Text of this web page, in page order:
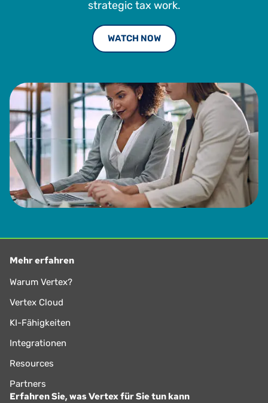
strategic tax work.
WATCH NOW
Mehr erfahren
Warum Vertex?
Vertex Cloud
KI-Fähigkeiten
Integrationen
Resources
Partners
Erfahren Sie, was Vertex für Sie tun kann